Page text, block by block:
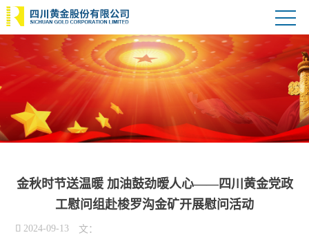
金秋时节送温暖 加油鼓劲暧人心——四川黄金党政
工慰问组赴梭罗沟金矿开展慰问活动
 2024-09-13 文：